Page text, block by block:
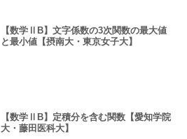
【数学ⅡB】文字係数の3次関数の最大値
と最小値【摂南大・東京女子大】
【数学ⅡB】定積分を含む関数【愛知学院
大・藤田医科大】